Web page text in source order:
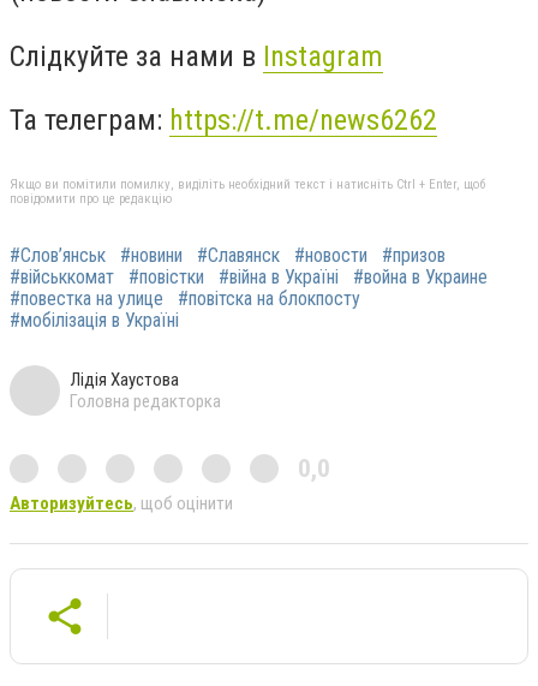
Слідкуйте за нами в Instagram
Та телеграм: https://t.me/news6262
Якщо ви помітили помилку, виділіть необхідний текст і натисніть Ctrl + Enter, щоб
повідомити про це редакцію
#Слов’янськ #новини #Славянск #новости
#призов
#військкомат
#повістки #війна в Україні
#война в Украине
#повестка на улице
#повітска на блокпосту
#мобілізація в Україні
Лідія Хаустова
Головна редакторка
0,0
Авторизуйтесь, щоб оцінити